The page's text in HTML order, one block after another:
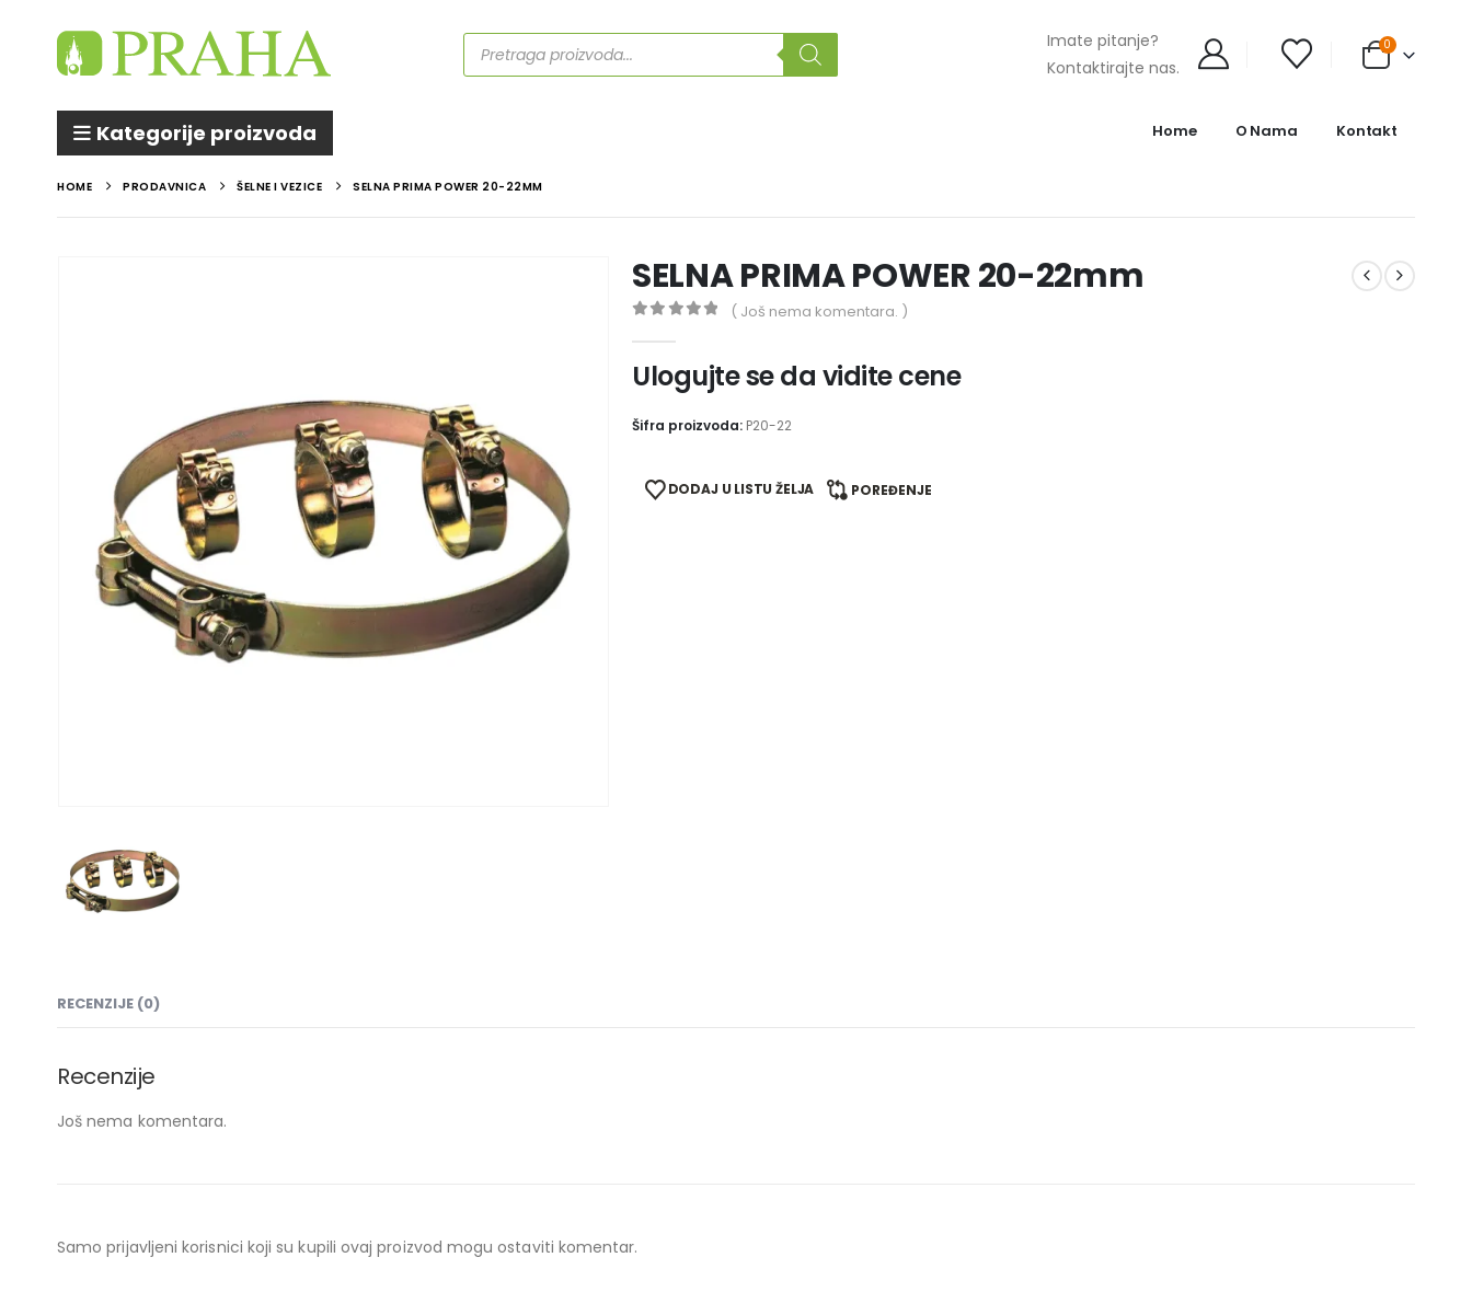
Products
search
Imate pitanje?
Kontaktirajte nas.
0
Kategorije proizvoda Home O Nama Kontakt
HOME PRODAVNICA ŠELNE I VEZICE SELNA PRIMA POWER 20-22MM
SELNA PRIMA POWER 20-22mm
( Još nema komentara. )
Ulogujte se da vidite cene
Šifra proizvoda: P20-22
DODAJ U LISTU ŽELJA POREĐENJE
RECENZIJE (0)
Recenzije
Još nema komentara.
Samo prijavljeni korisnici koji su kupili ovaj proizvod mogu ostaviti komentar.